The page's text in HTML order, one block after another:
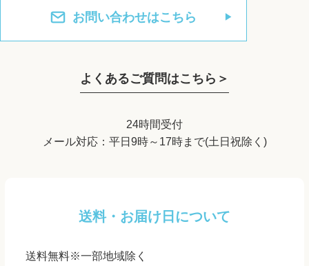
お問い合わせはこちら
よくあるご質問はこちら＞
24時間受付
メール対応：平日9時～17時まで(土日祝除く)
送料・お届け日について
送料無料※一部地域除く